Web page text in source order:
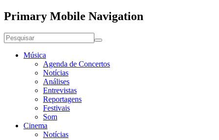
Primary Mobile Navigation
Música
Agenda de Concertos
Notícias
Análises
Entrevistas
Reportagens
Festivais
Som
Cinema
Notícias